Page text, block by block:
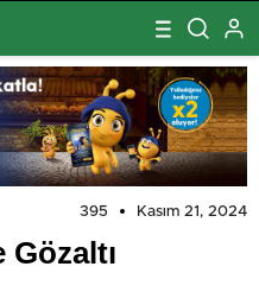
395 Kasım 21, 2024
Gözaltı